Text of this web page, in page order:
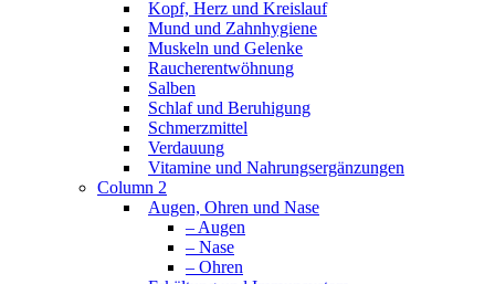
Kopf, Herz und Kreislauf
Mund und Zahnhygiene
Muskeln und Gelenke
Raucherentwöhnung
Salben
Schlaf und Beruhigung
Schmerzmittel
Verdauung
Vitamine und Nahrungsergänzungen
Column 2
Augen, Ohren und Nase
– Augen
– Nase
– Ohren